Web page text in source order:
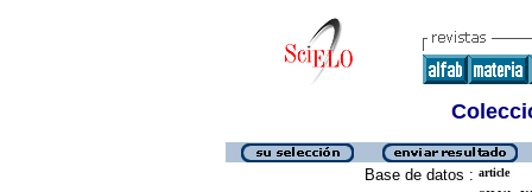
Base de datos : article